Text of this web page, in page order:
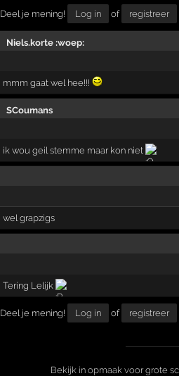
Deel je mening! Log in of registreer
Niels.korte :woep:
mmm gaat wel hee!!!
SCoumans
ik wou geil stemme maar kon niet
wel grapzigs
Tering Lelijk
Deel je mening! Log in of registreer
Bekijk in opmaak voor grote